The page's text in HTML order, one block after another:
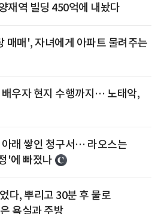
재역 빌딩 450억에 내놨다
매매', 자녀에게 아파트 물려주는
우자 현지 수행까지… 노태악,
래 쌓인 청구서… 라오스는
'에 빠졌나
다, 뿌리고 30분 후 물로
욕실과 주방